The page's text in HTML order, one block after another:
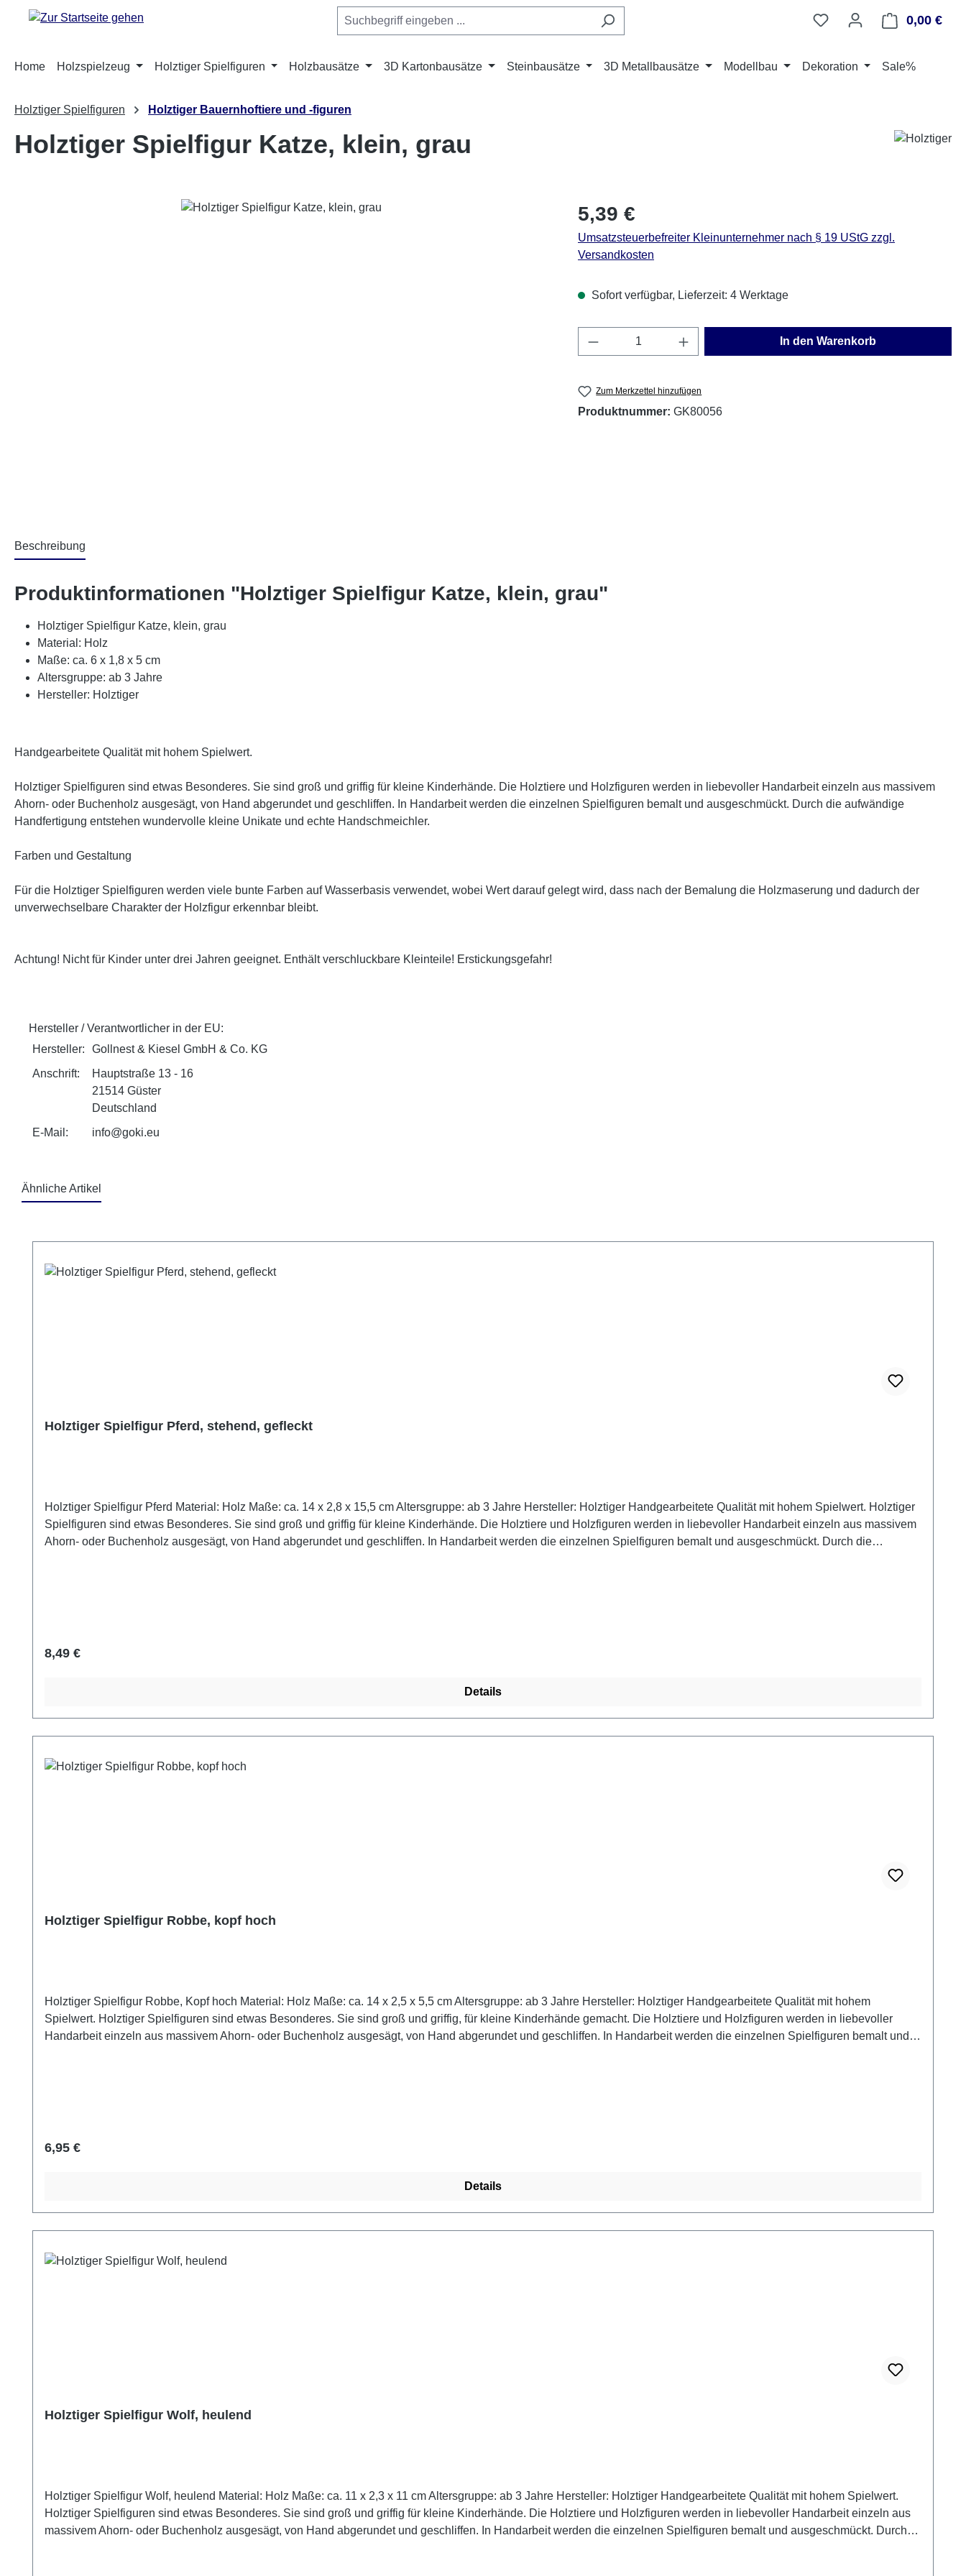
Hauptinhalt springen
Zur Suche springen
Zur Hauptnavigation springen 0,00 €
Home Holzspielzeug Holztiger Spielfiguren Holzbausätze 3D Kartonbausätze Steinbausätze 3D Metallbausätze Modellbau Dekoration Sale%
Holztiger Spielfiguren Holztiger Bauernhoftiere und -figuren
Holztiger Spielfigur Katze, klein, grau
Regulärer Preis:
5,39 €
Umsatzsteuerbefreiter Kleinunternehmer nach § 19 UStG zzgl.
Versandkosten
Sofort verfügbar, Lieferzeit: 4 Werktage
Produkt Anzahl: Gib den gewünschten Wert ein
In den Warenkorb
Zum Merkzettel hinzufügen
Produktnummer: GK80056
Beschreibung
Produktinformationen "Holztiger Spielfigur Katze, klein, grau"
Holztiger Spielfigur Katze, klein, grau
Material: Holz
Maße: ca. 6 x 1,8 x 5 cm
Altersgruppe: ab 3 Jahre
Hersteller: Holztiger
Handgearbeitete Qualität mit hohem Spielwert.
Holztiger Spielfiguren sind etwas Besonderes. Sie sind groß und griffig für kleine Kinderhände. Die Holztiere und Holzfiguren werden in liebevoller Handarbeit einzeln aus massivem
Ahorn- oder Buchenholz ausgesägt, von Hand abgerundet und geschliffen. In Handarbeit werden die einzelnen Spielfiguren bemalt und ausgeschmückt. Durch die aufwändige
Handfertigung entstehen wundervolle kleine Unikate und echte Handschmeichler.
Farben und Gestaltung
Für die Holztiger Spielfiguren werden viele bunte Farben auf Wasserbasis verwendet, wobei Wert darauf gelegt wird, dass nach der Bemalung die Holzmaserung und dadurch der
unverwechselbare Charakter der Holzfigur erkennbar bleibt.
Achtung! Nicht für Kinder unter drei Jahren geeignet. Enthält verschluckbare Kleinteile! Erstickungsgefahr!
Hersteller / Verantwortlicher in der EU:
Hersteller:
Gollnest & Kiesel GmbH & Co. KG
Anschrift:
Hauptstraße 13 - 16
21514 Güster
Deutschland
E-Mail:
info@goki.eu
Ähnliche Artikel
Holztiger Spielfigur Pferd, stehend, gefleckt
Holztiger Spielfigur Pferd Material: Holz Maße: ca. 14 x 2,8 x 15,5 cm Altersgruppe: ab 3 Jahre Hersteller: Holztiger Handgearbeitete Qualität mit hohem Spielwert. Holztiger
Spielfiguren sind etwas Besonderes. Sie sind groß und griffig für kleine Kinderhände. Die Holztiere und Holzfiguren werden in liebevoller Handarbeit einzeln aus massivem
Ahorn- oder Buchenholz ausgesägt, von Hand abgerundet und geschliffen. In Handarbeit werden die einzelnen Spielfiguren bemalt und ausgeschmückt. Durch die
Regulärer Preis:
8,49 €
Details
Holztiger Spielfigur Robbe, kopf hoch
Holztiger Spielfigur Robbe, Kopf hoch Material: Holz Maße: ca. 14 x 2,5 x 5,5 cm Altersgruppe: ab 3 Jahre Hersteller: Holztiger Handgearbeitete Qualität mit hohem
Spielwert. Holztiger Spielfiguren sind etwas Besonderes. Sie sind groß und griffig, für kleine Kinderhände gemacht. Die Holztiere und Holzfiguren werden in liebevoller
Handarbeit einzeln aus massivem Ahorn- oder Buchenholz ausgesägt, von Hand abgerundet und geschliffen. In Handarbeit werden die einzelnen Spielfiguren bemalt und
Regulärer Preis:
6,95 €
Details
Holztiger Spielfigur Wolf, heulend
Holztiger Spielfigur Wolf, heulend Material: Holz Maße: ca. 11 x 2,3 x 11 cm Altersgruppe: ab 3 Jahre Hersteller: Holztiger Handgearbeitete Qualität mit hohem Spielwert.
Holztiger Spielfiguren sind etwas Besonderes. Sie sind groß und griffig für kleine Kinderhände. Die Holztiere und Holzfiguren werden in liebevoller Handarbeit einzeln aus
massivem Ahorn- oder Buchenholz ausgesägt, von Hand abgerundet und geschliffen. In Handarbeit werden die einzelnen Spielfiguren bemalt und ausgeschmückt. Durch